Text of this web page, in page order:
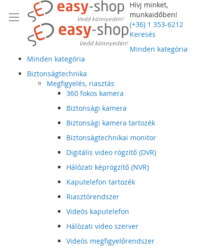
Hívj minket,
munkaidőben!
(+36) 1 353-6212
Keresés
Minden kategória
Minden kategória
Biztonságtechnika
Megfigyelés, riasztás
360 fokos kamera
Biztonsági kamera
Biztonsági kamera tartozék
Biztonságtechnikai monitor
Digitális video rögzítő (DVR)
Hálózati képrögzítő (NVR)
Kaputelefon tartozék
Riasztórendszer
Videós kaputelefon
Hálózati video szerver
Videós megfigyelőrendszer